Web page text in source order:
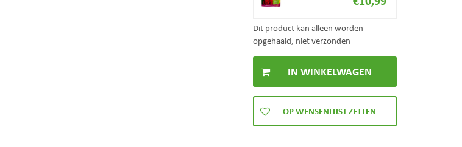
Dit product kan alleen worden
opgehaald, niet verzonden